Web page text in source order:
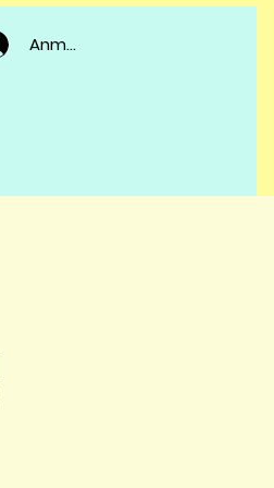
Anmelden